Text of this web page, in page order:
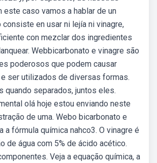
este caso vamos a hablar de un
consiste en usar ni lejía ni vinagre,
con mezclar dos ingredientes
Webbicarbonato e vinagre são
poderosos que podem causar
ser utilizados de diversas formas.
quando separados, juntos eles.
olá hoje estou enviando neste
de uma. Webo bicarbonato e
a fórmula química nahco3. O vinagre é
de água com 5% de ácido acético.
Veja a equação química, a